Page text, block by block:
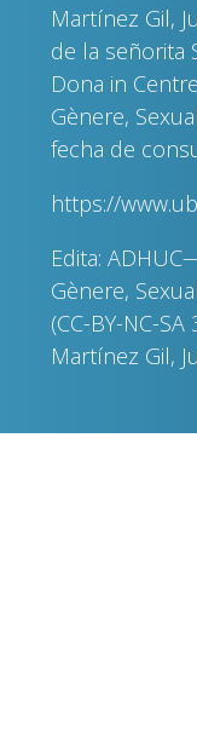
Martínez Gil,
de la señorita
Dona in
Gènere,
fecha de
https://
Edita:
Gènere,
(CC-BY-NC-SA
Martínez Gil,